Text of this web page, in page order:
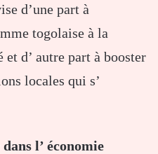
d’une part à
togolaise à la
d’ autre part à booster
locales qui s’
l’ économie